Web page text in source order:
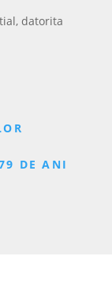
datorita
DE ANI